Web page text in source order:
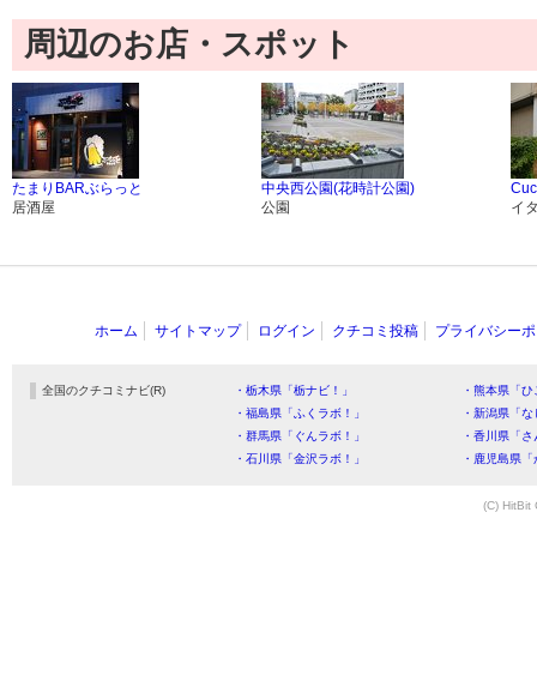
周辺のお店・スポット
たまりBARぶらっと
居酒屋
中央西公園(花時計公園)
公園
イ
ホーム サイトマップ ログイン クチコミ投稿 プライバシー
全国のクチコミナビ(R) ・栃木県「栃ナビ！」
・熊本県「
・福島県「ふくラボ！」
・新潟県「
・群馬県「ぐんラボ！」
・香川県「
・石川県「金沢ラボ！」
・鹿児島県
(C) HitBit